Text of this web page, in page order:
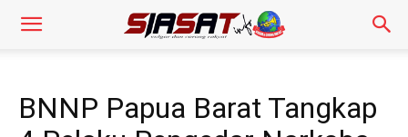
BNNP Papua Barat Tangkap